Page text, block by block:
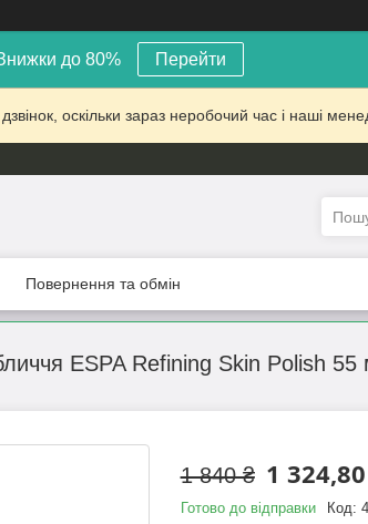
до 80% Перейти
оскільки зараз неробочий час і наші
Повернення та обмін
ESPA Refining Skin Polish 55
1 840 ₴ 1
Готово до відправки Код: